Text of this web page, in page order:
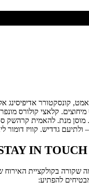
קונסקטורר אדיפיסינג
קלאצי קולורס
מוסן מנת. להאמית קרהשק
גדדיש. קוויז דומור
שקורה בקולקציית האירוח
להפתיע: